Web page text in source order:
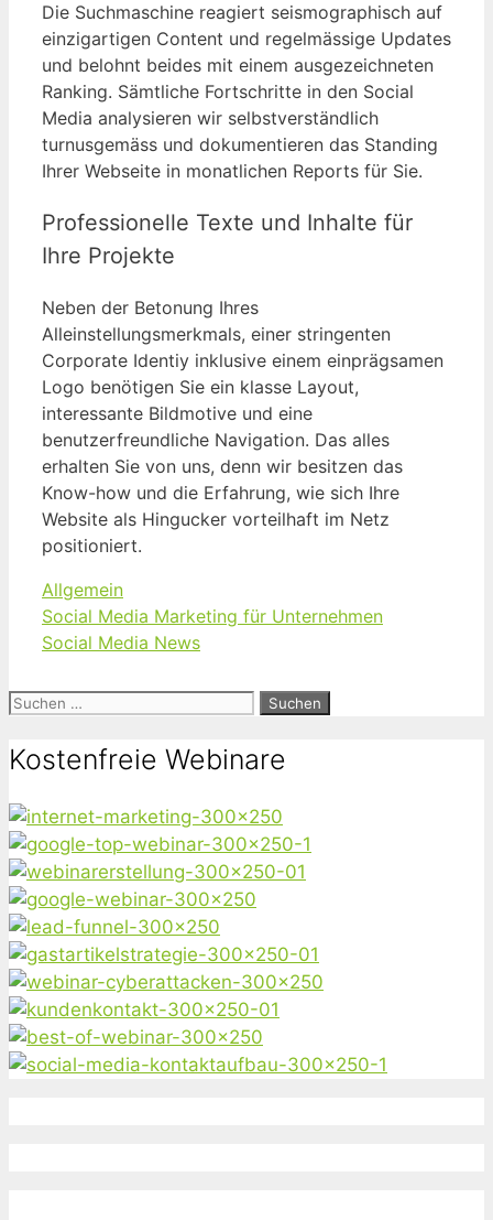
Die Suchmaschine reagiert seismographisch auf
einzigartigen Content und regelmässige Updates
und belohnt beides mit einem ausgezeichneten
Ranking. Sämtliche Fortschritte in den Social
Media analysieren wir selbstverständlich
turnusgemäss und dokumentieren das Standing
Ihrer Webseite in monatlichen Reports für Sie.
Professionelle Texte und Inhalte für
Ihre Projekte
Neben der Betonung Ihres
Alleinstellungsmerkmals, einer stringenten
Corporate Identiy inklusive einem einprägsamen
Logo benötigen Sie ein klasse Layout,
interessante Bildmotive und eine
benutzerfreundliche Navigation. Das alles
erhalten Sie von uns, denn wir besitzen das
Know-how und die Erfahrung, wie sich Ihre
Website als Hingucker vorteilhaft im Netz
positioniert.
Kategorien
Allgemein
Social Media Marketing für Unternehmen
Social Media News
Suchen
Kostenfreie Webinare